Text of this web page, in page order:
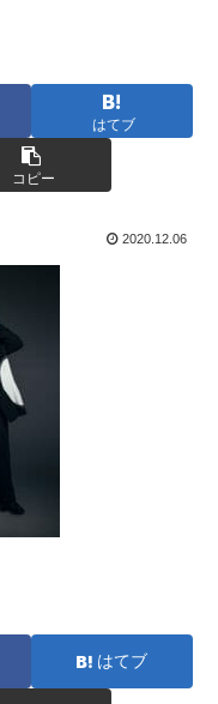
はてブ
コピー
2020.12.06
はてブ